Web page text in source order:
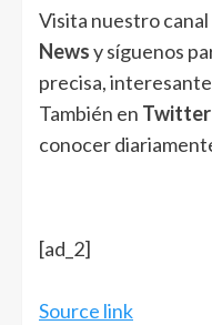
Visita nuestro
Newsy síguenos
precisa,
También en Twitter
conocer
[ad_2]
Source link